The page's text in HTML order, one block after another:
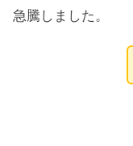
急騰しました。